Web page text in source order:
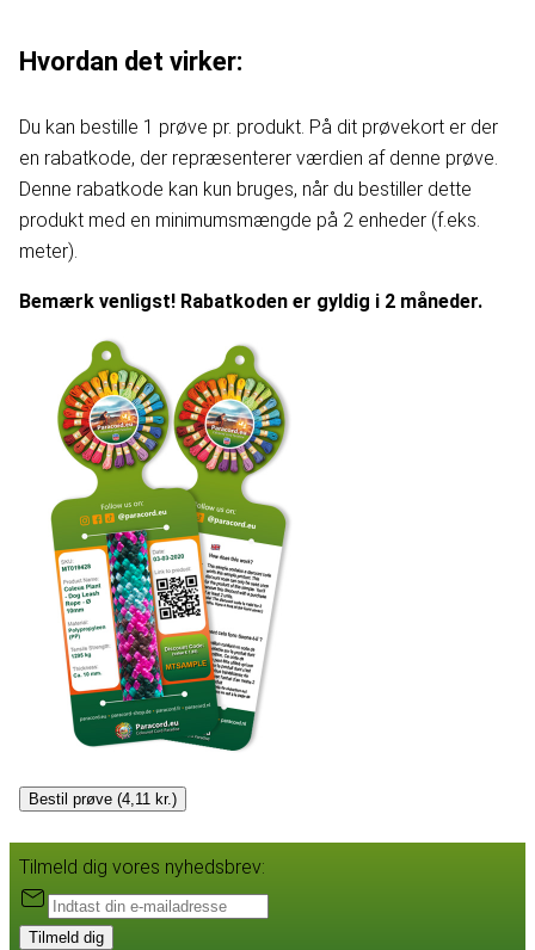
Hvordan det virker:
Du kan bestille 1 prøve pr. produkt. På dit prøvekort er der
en rabatkode, der repræsenterer værdien af denne prøve.
Denne rabatkode kan kun bruges, når du bestiller dette
produkt med en minimumsmængde på 2 enheder (f.eks.
meter).
Bemærk venligst! Rabatkoden er gyldig i 2 måneder.
Bestil prøve (4,11 kr.)
Tilmeld dig vores nyhedsbrev:
Tilmeld dig